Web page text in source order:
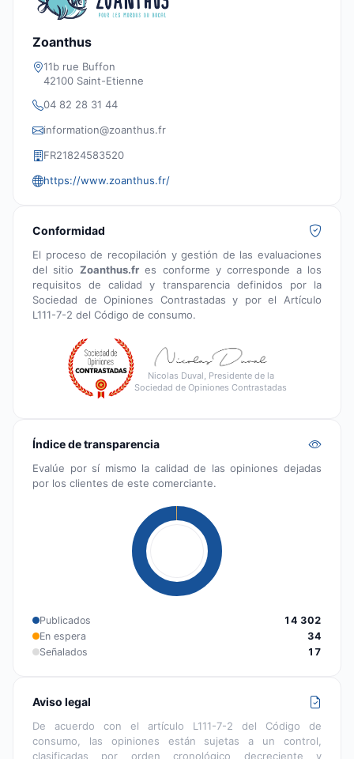
Zoanthus
11b rue Buffon
42100 Saint-Etienne
04 82 28 31 44
information@zoanthus.fr
FR21824583520
https://www.zoanthus.fr/
Conformidad
El proceso de recopilación y gestión de las evaluaciones
del sitio Zoanthus.fres conforme y corresponde a los
requisitos de calidad y transparencia definidos por la
Sociedad de Opiniones Contrastadas y por el Artículo
L111-7-2 del Código de consumo.
Nicolas Duval, Presidente de la
Sociedad de Opiniones Contrastadas
Índice de transparencia
Evalúe por sí mismo la calidad de las opiniones dejadas
por los clientes de este comerciante.
Publicados
14 302
En espera
34
Señalados
17
Aviso legal
De acuerdo con el artículo L111-7-2 del Código de
consumo, las opiniones están sujetas a un control,
clasificadas por orden cronológico decreciente y